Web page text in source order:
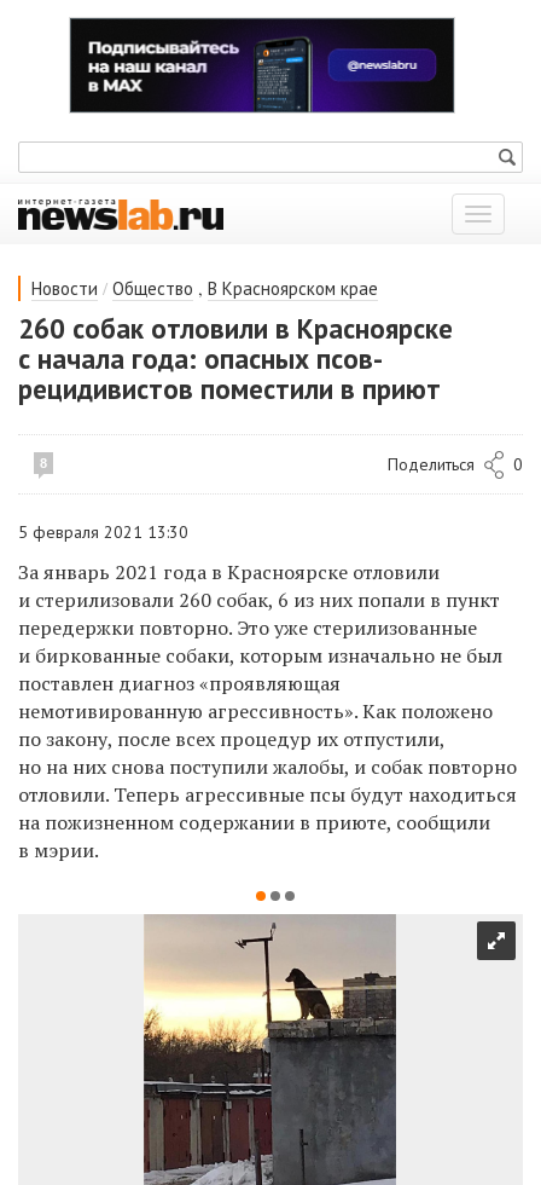
Показать
меню
Новости / Общество , В Красноярском крае
260 собак отловили в Красноярске
с начала года: опасных псов-
рецидивистов поместили в приют
8 Поделиться 0
5 февраля 2021 13:30
За январь 2021 года в Красноярске отловили
и стерилизовали 260 собак, 6 из них попали в пункт
передержки повторно. Это уже стерилизованные
и биркованные собаки, которым изначально не был
поставлен диагноз «проявляющая
немотивированную агрессивность». Как положено
по закону, после всех процедур их отпустили,
но на них снова поступили жалобы, и собак повторно
отловили. Теперь агрессивные псы будут находиться
на пожизненном содержании в приюте, сообщили
в мэрии.